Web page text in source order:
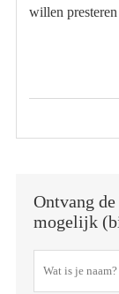
willen
Ontvang
mogelijk